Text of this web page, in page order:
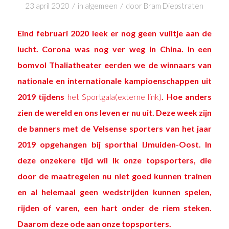
23 april 2020 / in algemeen / door Bram Diepstraten
Eind februari 2020 leek er nog geen vuiltje aan de
lucht. Corona was nog ver weg in China. In een
bomvol Thaliatheater eerden we de winnaars van
nationale en internationale kampioenschappen uit
2019 tijdens het Sportgala(externe link) . Hoe anders
zien de wereld en ons leven er nu uit. Deze week zijn
de banners met de Velsense sporters van het jaar
2019 opgehangen bij sporthal IJmuiden-Oost. In
deze onzekere tijd wil ik onze topsporters, die
door de maatregelen nu niet goed kunnen trainen
en al helemaal geen wedstrijden kunnen spelen,
rijden of varen, een hart onder de riem steken.
Daarom deze ode aan onze topsporters.